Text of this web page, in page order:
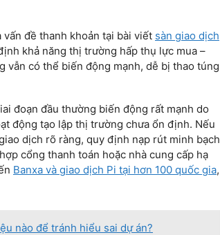
đề thanh khoản tại bài viết sàn giao dịch
khả năng thị trường hấp thụ lực mua –
vẫn có thể biến động mạnh, dễ bị thao túng
đoạn đầu thường biến động rất mạnh do
động tạo lập thị trường chưa ổn định. Nếu
dịch rõ ràng, quy định nạp rút minh bạch
cổng thanh toán hoặc nhà cung cấp hạ
Banxa và giao dịch Pi tại hơn 100 quốc gia,
nào để tránh hiểu sai dự án?